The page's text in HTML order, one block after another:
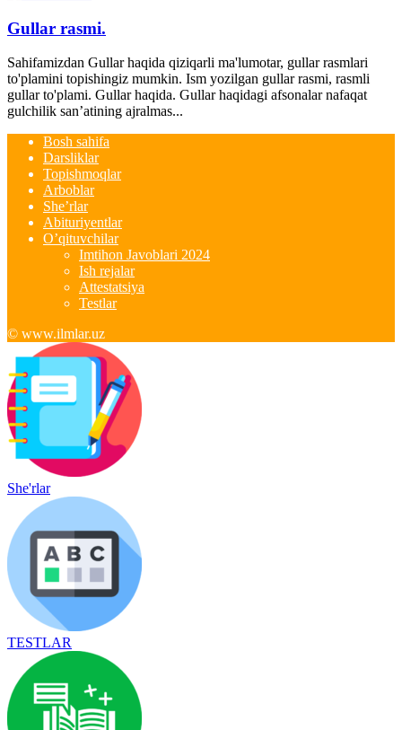
Gullar rasmi.
Sahifamizdan Gullar haqida qiziqarli ma'lumotar, gullar rasmlari
to'plamini topishingiz mumkin. Ism yozilgan gullar rasmi, rasmli
gullar to'plami. Gullar haqida. Gullar haqidagi afsonalar nafaqat
gulchilik san’atining ajralmas...
Bosh sahifa
Darsliklar
Topishmoqlar
Arboblar
She’rlar
Abituriyentlar
O’qituvchilar
Imtihon Javoblari 2024
Ish rejalar
Attestatsiya
Testlar
© www.ilmlar.uz
She'rlar
TESTLAR